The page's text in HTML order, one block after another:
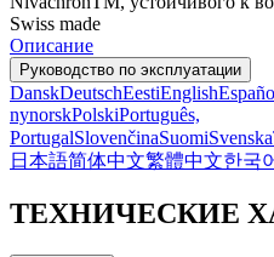
Swiss made
Описание
Руководство по эксплуатации
DanskDeutschEestiEnglish
nynorskPolskiPortuguês,
PortugalSlovenčinaSuomiSvenska
日本語简体中文繁體中文한국
ТЕХНИЧЕСКИЕ